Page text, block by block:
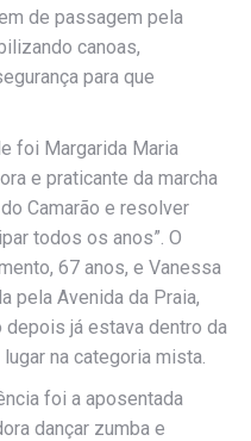
de passagem pela
canoas,
para que
foi Margarida Maria
e praticante da marcha
Camarão e resolver
todos os anos”. O
67 anos, e Vanessa
pela Avenida da Praia,
depois já estava dentro da
na categoria mista.
foi a aposentada
dançar zumba e